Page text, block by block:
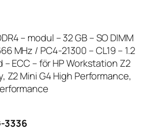
– modul – 32 GB – SO DIMM
MHz / PC4-21300 – CL19 – 1.2
– ECC – för HP Workstation Z2
Z2 Mini G4 High Performance,
3336